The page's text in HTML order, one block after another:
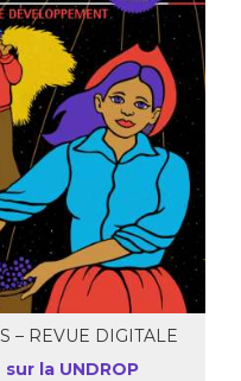
– REVUE DIGITALE
la UNDROP